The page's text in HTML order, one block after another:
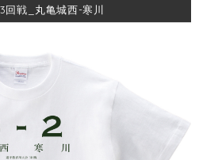
回戦_丸亀城西-寒川